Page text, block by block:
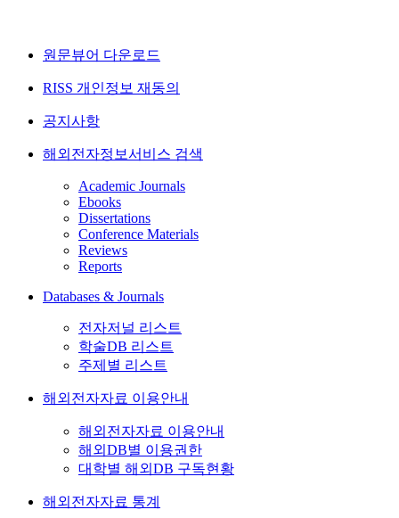
원문뷰어 다운로드
RISS 개인정보 재동의
공지사항
해외전자정보서비스 검색
Academic Journals
Ebooks
Dissertations
Conference Materials
Reviews
Reports
Databases & Journals
전자저널 리스트
학술DB 리스트
주제별 리스트
해외전자자료 이용안내
해외전자자료 이용안내
해외DB별 이용권한
대학별 해외DB 구독현황
해외전자자료 통계